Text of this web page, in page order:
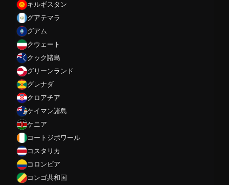
キルギスタン
グアテマラ
グアム
クウェート
クック諸島
グリーンランド
グレナダ
クロアチア
ケイマン諸島
ケニア
コートジボワール
コスタリカ
コロンビア
コンゴ共和国